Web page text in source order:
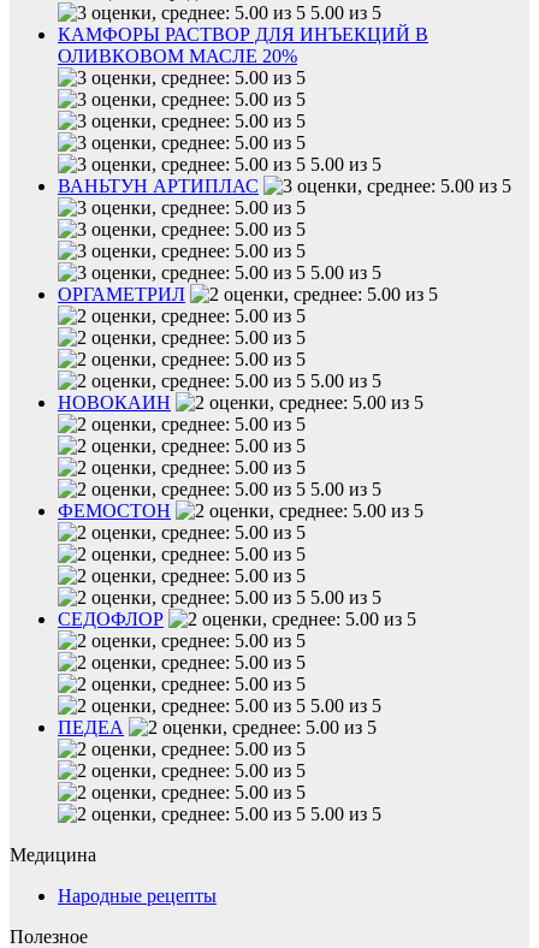
5.00 из 5
КАМФОРЫ РАСТВОР ДЛЯ ИНЪЕКЦИЙ В
ОЛИВКОВОМ МАСЛЕ 20%
5.00 из 5
ВАНЬТУН АРТИПЛАС
5.00 из 5
ОРГАМЕТРИЛ
5.00 из 5
НОВОКАИН
5.00 из 5
ФЕМОСТОН
5.00 из 5
СЕДОФЛОР
5.00 из 5
ПЕДЕА
5.00 из 5
Медицина
Народные рецепты
Полезное